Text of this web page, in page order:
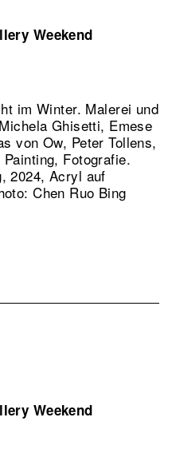
Weekend
im Winter. Malerei und
Ghisetti, Emese
von Ow, Peter Tollens,
Fotografie.
2024, Acryl auf
Chen Ruo Bing
Weekend